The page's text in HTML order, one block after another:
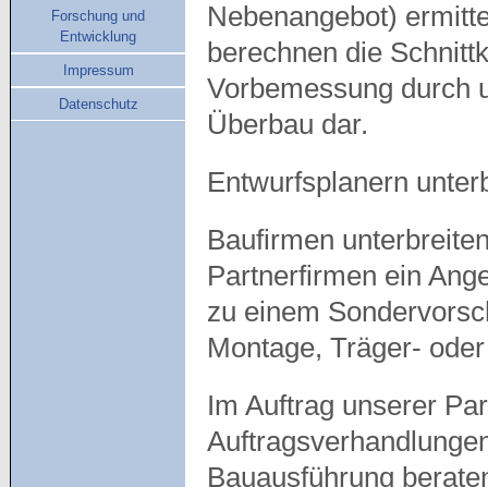
Forschung und
Entwicklung
Impressum
Datenschutz
Nebenangebot)
berechnen die
Vorbemessung durch
Überbau dar.
Entwurfsplanern
Baufirmen
Partnerfirmen ein
zu einem
Montage, Träger-
Im Auftrag unserer
Bauausführung